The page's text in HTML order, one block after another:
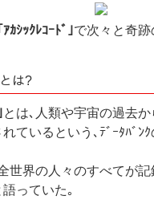
ｱｶｼｯｸﾚｺｰﾄﾞ｣で次々と奇跡
は?
とは､人類や宇宙の過去
ているという､ﾃﾞｰﾀﾊﾞﾝ
世界の人々のすべてが
っていた｡